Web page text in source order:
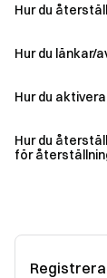
Hur du
Hur du länkar/
Hur du
Hur du
för